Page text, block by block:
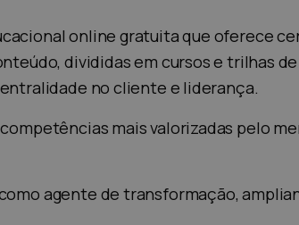
online gratuita que oferece
divididas em cursos e trilhas
no cliente e liderança.
mais valorizadas pelo
agente de transformação,